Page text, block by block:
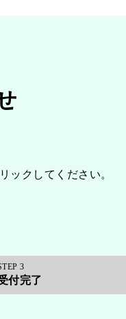
ックしてください。
3
付完了